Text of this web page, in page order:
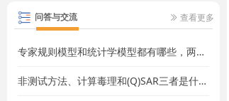
毒性杂质的鉴别可通过数据库
数据(致突变性)(CPDB，IRI
量)结构活性关系(QSAR)进行
预测。使用QSAR方法预测细
ꅀ 查看更多
专家规则模型和统计学模型都有哪些，两者有什么区别呢？
非测试方法、计算毒理和(Q)SAR三者是什么关系，有什么区别呢？
问答与交流